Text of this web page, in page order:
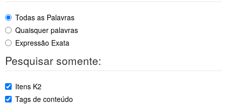
Todas as Palavras
Quaisquer palavras
Expressão Exata
Pesquisar somente:
Itens K2
Tags de conteúdo